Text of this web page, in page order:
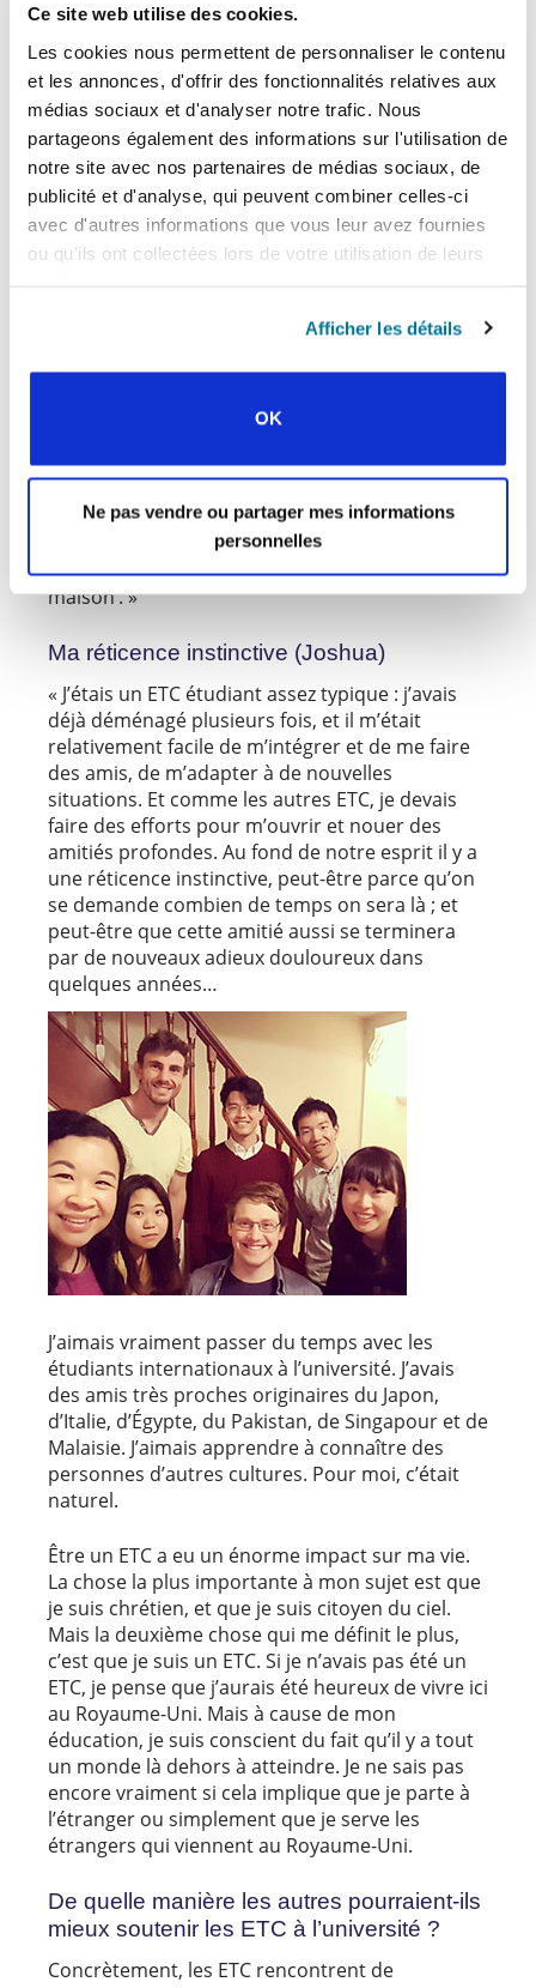
Ce site web utilise des cookies.
Les cookies nous permettent de personnaliser le contenu
et les annonces, d'offrir des fonctionnalités relatives aux
médias sociaux et d'analyser notre trafic. Nous
partageons également des informations sur l'utilisation de
notre site avec nos partenaires de médias sociaux, de
publicité et d'analyse, qui peuvent combiner celles-ci
avec d'autres informations que vous leur avez fournies
ou qu'ils ont collectées lors de votre utilisation de leurs
Afficher les détails
OK
Ne pas vendre ou partager mes informations
personnelles
certainement des défis, mais cela a aussi de
nombreux avantages. En tant qu’ETC, j’ai de la
facilité à entrer en contact avec les personnes
d’autres cultures. J’adore travailler avec les
étudiants internationaux à l’université. J’aime
essayer de comprendre leur culture et leur
arrière-plan. Par le biais de l’Église et de mon
groupe local de l’IFES, j’ai eu le privilège d’ouvrir
la Bible avec des étudiants internationaux et
d’en voir certains venir au Seigneur.
toujours) parmi les plus difficiles de ma vie. Je
vivre dans un pays qui, d’après mon passeport
me sens pas vraiment à ma place.
L’université a également été un endroit où j’ai
mon identité à travers l’Évangile du Christ.
Aujourd’hui, en tant qu’étudiant, mon Église est
ma famille et c’est l’endroit où je me sens ‘à la
maison’. »
Ma réticence instinctive (Joshua)
« J’étais un ETC étudiant assez typique : j’avais
déjà déménagé plusieurs fois, et il m’était
relativement facile de m’intégrer et de me faire
des amis, de m’adapter à de nouvelles
situations. Et comme les autres ETC, je devais
faire des efforts pour m’ouvrir et nouer des
amitiés profondes. Au fond de notre esprit il y a
une réticence instinctive, peut-être parce qu’on
se demande combien de temps on sera là ; et
peut-être que cette amitié aussi se terminera
par de nouveaux adieux douloureux dans
quelques années…
J’aimais vraiment passer du temps avec les
étudiants internationaux à l’université. J’avais
des amis très proches originaires du Japon,
d’Italie, d’Égypte, du Pakistan, de Singapour et de
Malaisie. J’aimais apprendre à connaître des
personnes d’autres cultures. Pour moi, c’était
naturel.
Être un ETC a eu un énorme impact sur ma vie.
La chose la plus importante à mon sujet est que
je suis chrétien, et que je suis citoyen du ciel.
Mais la deuxième chose qui me définit le plus,
c’est que je suis un ETC. Si je n’avais pas été un
ETC, je pense que j’aurais été heureux de vivre ici
au Royaume-Uni. Mais à cause de mon
éducation, je suis conscient du fait qu’il y a tout
un monde là dehors à atteindre. Je ne sais pas
encore vraiment si cela implique que je parte à
l’étranger ou simplement que je serve les
étrangers qui viennent au Royaume-Uni.
De quelle manière les autres pourraient-ils
mieux soutenir les ETC à l’université ?
Concrètement, les ETC rencontrent de